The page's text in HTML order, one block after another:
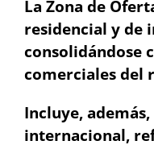
La Zona de
residencial y de
consolidándose
comerciales del
Incluye,
internacional,